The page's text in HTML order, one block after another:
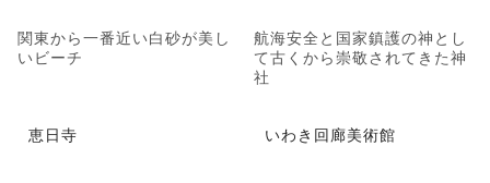
関東から一番近い白砂が美し
いビーチ
航海安全と国家鎮護の神とし
て古くから崇敬されてきた神
社
恵日寺 いわき回廊美術館